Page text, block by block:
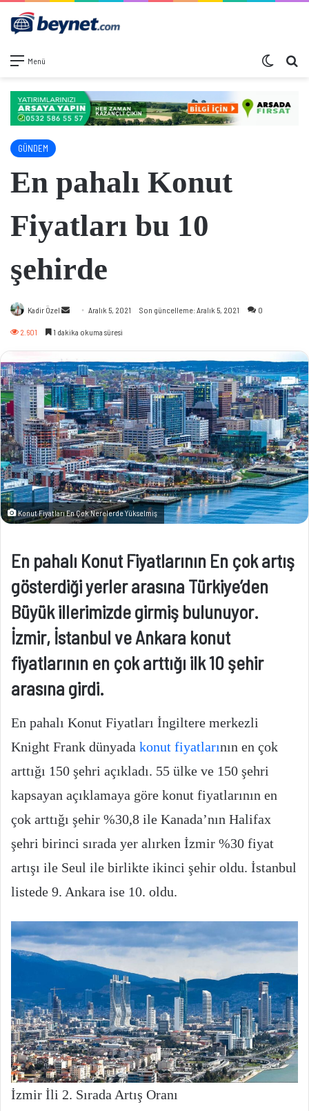
Menü Dış
GÜNDEM
En pahalı Konut
Fiyatları bu 10
şehirde
Kadir Özel
Bir
Aralık 5, 2021 Son güncelleme: Aralık 5, 2021 0
2.601 1 dakika okuma süresi
Konut Fiyatları En Çok Nerelerde Yükselmiş
En pahalı Konut Fiyatlarının En çok artış
gösterdiği yerler arasına Türkiye’den
Büyük illerimizde girmiş bulunuyor.
İzmir, İstanbul ve Ankara konut
fiyatlarının en çok arttığı ilk 10 şehir
arasına girdi.
En pahalı Konut Fiyatları İngiltere merkezli
Knight Frank dünyada konut fiyatlarının en çok
arttığı 150 şehri açıkladı. 55 ülke ve 150 şehri
kapsayan açıklamaya göre konut fiyatlarının en
çok arttığı şehir %30,8 ile Kanada’nın Halifax
şehri birinci sırada yer alırken İzmir %30 fiyat
artışı ile Seul ile birlikte ikinci şehir oldu. İstanbul
listede 9. Ankara ise 10. oldu.
İzmir İli 2. Sırada Artış Oranı